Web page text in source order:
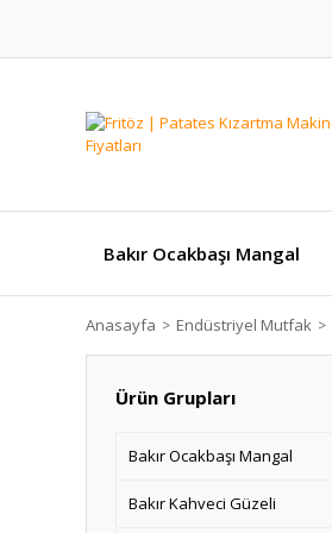
Bakır Ocakbaşı Mangal
Anasayfa Endüstriyel Mutfak
Ürün Grupları
Bakır Ocakbaşı Mangal
Bakır Kahveci Güzeli